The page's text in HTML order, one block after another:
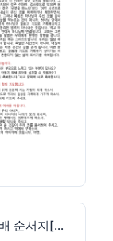
4월 2주(4월 12일~4월 18일) 가정예배 순서지[교육부]